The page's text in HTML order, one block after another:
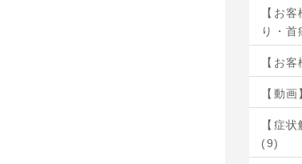
【お
り・
【お
【動
【症
(9)